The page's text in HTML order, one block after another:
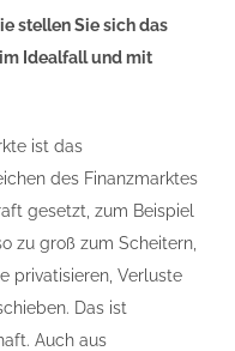
stellen Sie sich das
Idealfall und mit
ist das
des Finanzmarktes
gesetzt, zum Beispiel
zu groß zum Scheitern,
privatisieren, Verluste
Das ist
Auch aus